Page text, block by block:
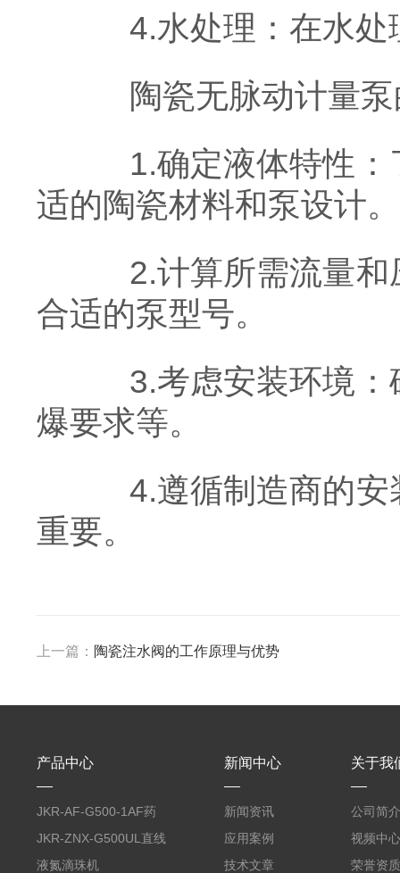
4.水处理：在水处
陶瓷无脉动计量泵
1.确定液体特性：
适的陶瓷材料和泵设计。
2.计算所需流量和
合适的泵型号。
3.考虑安装环境：
爆要求等。
4.遵循制造商的安
重要。
上一篇： 陶瓷注水阀的工作原理与优势
产品中心
JKR-AF-G500-1AF药
丸滴液机
JKR-ZNX-G500UL直线
式智能计量泵
液氮滴珠机
新闻中心
新闻资讯
应用案例
技术文章
关于我
公司简介
视频中心
荣誉资质